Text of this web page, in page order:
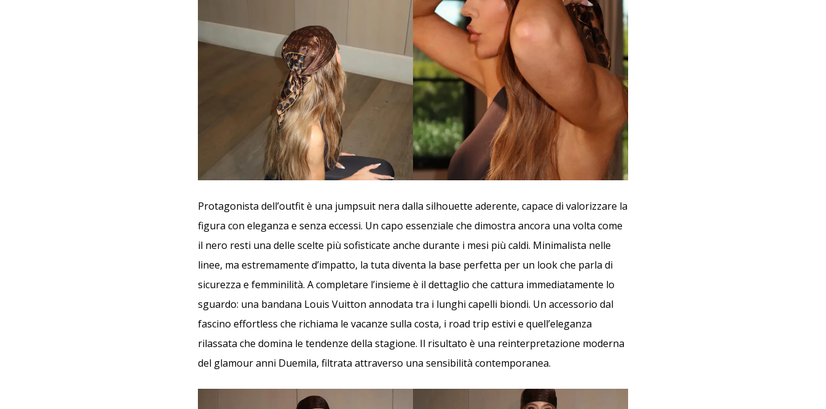
Protagonista dell’outfit è una jumpsuit nera dalla silhouette aderente, capace di valorizzare la
figura con eleganza e senza eccessi. Un capo essenziale che dimostra ancora una volta come
il nero resti una delle scelte più sofisticate anche durante i mesi più caldi. Minimalista nelle
linee, ma estremamente d’impatto, la tuta diventa la base perfetta per un look che parla di
sicurezza e femminilità. A completare l’insieme è il dettaglio che cattura immediatamente lo
sguardo: una bandana Louis Vuitton annodata tra i lunghi capelli biondi. Un accessorio dal
fascino effortless che richiama le vacanze sulla costa, i road trip estivi e quell’eleganza
rilassata che domina le tendenze della stagione. Il risultato è una reinterpretazione moderna
del glamour anni Duemila, filtrata attraverso una sensibilità contemporanea.